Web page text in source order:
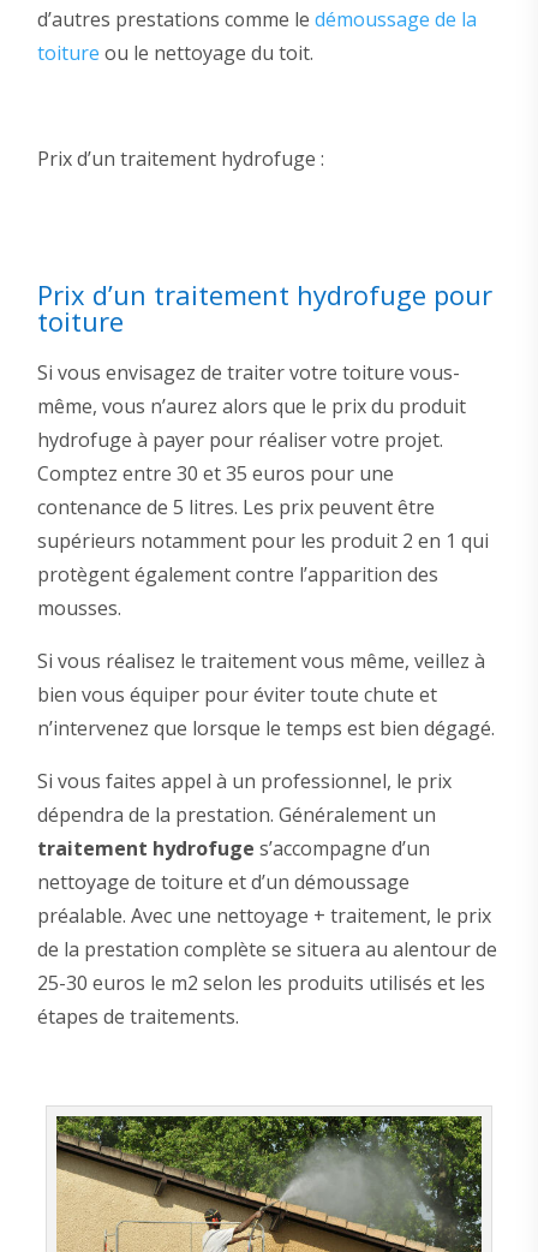
d’autres prestations comme le démoussage de la
toiture ou le nettoyage du toit.
Prix d’un traitement hydrofuge :
Prix d’un traitement hydrofuge pour
toiture
Si vous envisagez de traiter votre toiture vous-
même, vous n’aurez alors que le prix du produit
hydrofuge à payer pour réaliser votre projet.
Comptez entre 30 et 35 euros pour une
contenance de 5 litres. Les prix peuvent être
supérieurs notamment pour les produit 2 en 1 qui
protègent également contre l’apparition des
mousses.
Si vous réalisez le traitement vous même, veillez à
bien vous équiper pour éviter toute chute et
n’intervenez que lorsque le temps est bien dégagé.
Si vous faites appel à un professionnel, le prix
dépendra de la prestation. Généralement un
traitement hydrofuge s’accompagne d’un
nettoyage de toiture et d’un démoussage
préalable. Avec une nettoyage + traitement, le prix
de la prestation complète se situera au alentour de
25-30 euros le m2 selon les produits utilisés et les
étapes de traitements.